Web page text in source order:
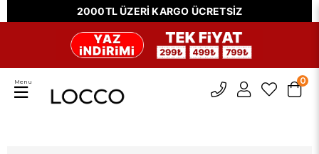
2000TL ÜZERİ KARGO ÜCRETSİZ
0
Menu